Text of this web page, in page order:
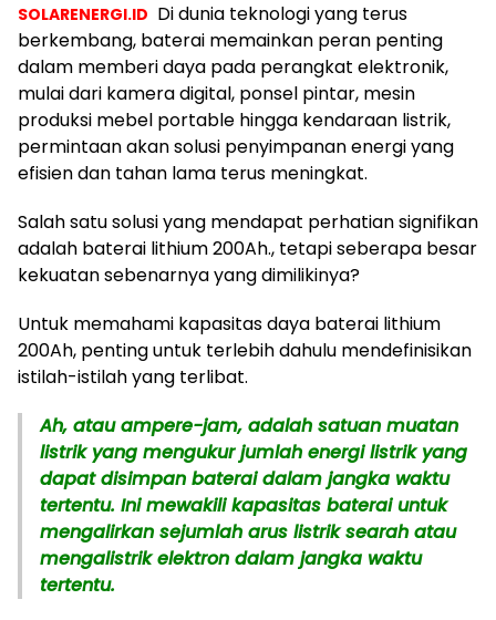
SOLARENERGI.ID Di dunia teknologi yang terus
berkembang, baterai memainkan peran penting
dalam memberi daya pada perangkat elektronik,
mulai dari kamera digital, ponsel pintar, mesin
produksi mebel portable hingga kendaraan listrik,
permintaan akan solusi penyimpanan energi yang
efisien dan tahan lama terus meningkat.
Salah satu solusi yang mendapat perhatian signifikan
adalah baterai lithium 200Ah., tetapi seberapa besar
kekuatan sebenarnya yang dimilikinya?
Untuk memahami kapasitas daya baterai lithium
200Ah, penting untuk terlebih dahulu mendefinisikan
istilah-istilah yang terlibat.
Ah, atau ampere-jam, adalah satuan muatan
listrik yang mengukur jumlah energi listrik yang
dapat disimpan baterai dalam jangka waktu
tertentu. Ini mewakili kapasitas baterai untuk
mengalirkan sejumlah arus listrik searah atau
mengalistrik elektron dalam jangka waktu
tertentu.